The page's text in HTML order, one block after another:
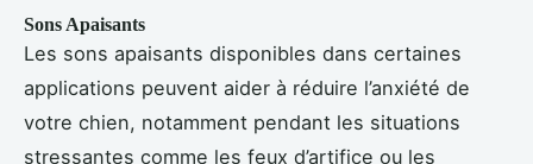
Sons Apaisants
Les sons apaisants disponibles dans certaines
applications peuvent aider à réduire l’anxiété de
votre chien, notamment pendant les situations
stressantes comme les feux d’artifice ou les